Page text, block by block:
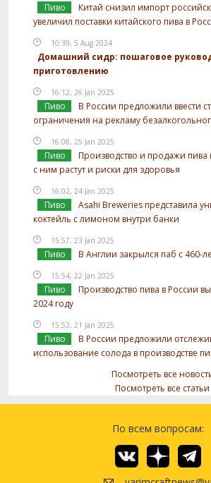
Пиво
Китай снизил импорт
увеличил поставки китайского пива в
10:39, 5 Aug 2024
Домашний сидр: пошаговое
приготовлению
16:12, 26 Jan 2025
Пиво
В России предложили ввести
ограничения на рекламу
16:08, 25 Jan 2025
Пиво
Производство и продажи пива
с ним растут и риски для здоровья
16:02, 24 Jan 2025
Пиво
Asahi Breweries представила
коктейль с лимоном внутри банки
15:57, 23 Jan 2025
Пиво В Англии закрылся паб с 460-
15:54, 22 Jan 2025
Пиво
Производство пива в России
2024 году
15:52, 21 Jan 2025
Пиво
В России предложили
использование солода в производстве
Посмотреть все
Посмотреть все статьи
По всем вопросам: